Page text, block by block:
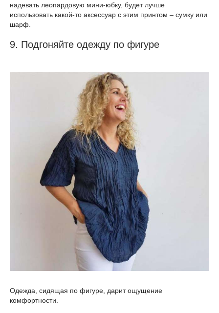
надевать леопардовую мини-юбку, будет лучше
использовать какой-то аксессуар с этим принтом – сумку или
шарф.
9. Подгоняйте одежду по фигуре
Одежда, сидящая по фигуре, дарит ощущение
комфортности.